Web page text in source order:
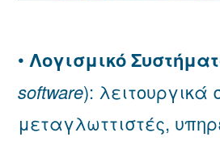
• Λογισμικό
software):
μεταγλωττιστές,